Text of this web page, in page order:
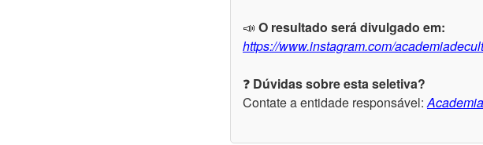
📣 O resultado será divulgado em:
https://www.instagram.com/
❓ Dúvidas sobre esta seletiva?
Contate a entidade responsável: